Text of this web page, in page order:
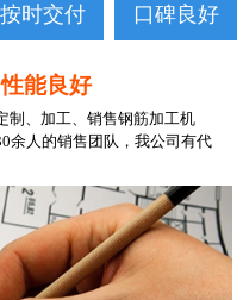
按时交付 口碑良好
能良好
制、加工、销售钢筋加工机
余人的销售团队，我公司有代